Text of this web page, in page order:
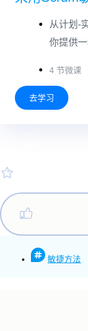
从计划-
你提供
4 节微课
去学习
敏捷方法